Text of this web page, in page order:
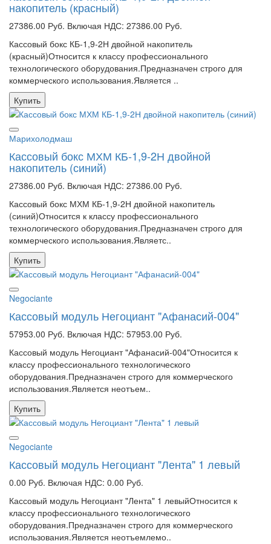
накопитель (красный)
27386.00 Руб. Включая НДС: 27386.00 Руб.
Кассовый бокс КБ-1,9-2Н двойной накопитель
(красный)Относится к классу профессионального
технологического оборудования.Предназначен строго для
коммерческого использования.Является ..
Купить
Марихолодмаш
Кассовый бокс МХМ КБ-1,9-2Н двойной
накопитель (синий)
27386.00 Руб. Включая НДС: 27386.00 Руб.
Кассовый бокс МХМ КБ-1,9-2Н двойной накопитель
(синий)Относится к классу профессионального
технологического оборудования.Предназначен строго для
коммерческого использования.Являетс..
Купить
Negociante
Кассовый модуль Негоциант "Афанасий-004"
57953.00 Руб. Включая НДС: 57953.00 Руб.
Кассовый модуль Негоциант "Афанасий-004"Относится к
классу профессионального технологического
оборудования.Предназначен строго для коммерческого
использования.Является неотъем..
Купить
Negociante
Кассовый модуль Негоциант "Лента" 1 левый
0.00 Руб. Включая НДС: 0.00 Руб.
Кассовый модуль Негоциант "Лента" 1 левыйОтносится к
классу профессионального технологического
оборудования.Предназначен строго для коммерческого
использования.Является неотъемлемо..